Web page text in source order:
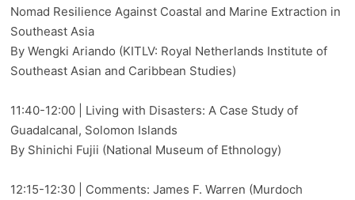
Nomad Resilience Against Coastal and Marine Extraction in
Southeast Asia
By Wengki Ariando (KITLV: Royal Netherlands Institute of
Southeast Asian and Caribbean Studies)
11:40-12:00 | Living with Disasters: A Case Study of
Guadalcanal, Solomon Islands
By Shinichi Fujii (National Museum of Ethnology)
12:15-12:30 | Comments: James F. Warren (Murdoch